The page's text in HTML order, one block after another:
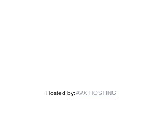
Hosted by:AVX HOSTING